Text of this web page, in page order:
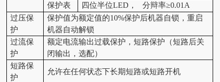
保护表
四位半位LED， 分辩率≥0.01A
过压保
护
保护值为额定值的10%保护后机器自锁，重启
机器自动解锁
过流保
护
额定电流输出过载保护，短路保护（短路后关
闭输出，选配）
短路保
护
允许在任何状态下长期短路或短路开机